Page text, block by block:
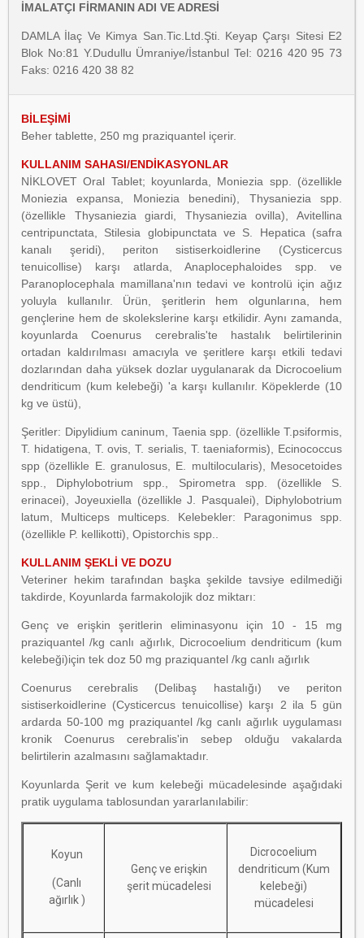
İMALATÇI FİRMANIN ADI VE ADRESİ
DAMLA İlaç Ve Kimya San.Tic.Ltd.Şti. Keyap Çarşı Sitesi E2
Blok No:81 Y.Dudullu Ümraniye/İstanbul Tel: 0216 420 95 73
Faks: 0216 420 38 82
BİLEŞİMİ
Beher tablette, 250 mg praziquantel içerir.
KULLANIM SAHASI/ENDİKASYONLAR
NİKLOVET Oral Tablet; koyunlarda, Moniezia spp. (özellikle
Moniezia expansa, Moniezia benedini), Thysaniezia spp.
(özellikle Thysaniezia giardi, Thysaniezia ovilla), Avitellina
centripunctata, Stilesia globipunctata ve S. Hepatica (safra
kanalı şeridi), periton sistiserkoidlerine (Cysticercus
tenuicollise) karşı atlarda, Anaplocephaloides spp. ve
Paranoplocephala mamillana'nın tedavi ve kontrolü için ağız
yoluyla kullanılır. Ürün, şeritlerin hem olgunlarına, hem
gençlerine hem de skolekslerine karşı etkilidir. Aynı zamanda,
koyunlarda Coenurus cerebralis'te hastalık belirtilerinin
ortadan kaldırılması amacıyla ve şeritlere karşı etkili tedavi
dozlarından daha yüksek dozlar uygulanarak da Dicrocoelium
dendriticum (kum kelebeği) 'a karşı kullanılır. Köpeklerde (10
kg ve üstü),
Şeritler: Dipylidium caninum, Taenia spp. (özellikle T.psiformis,
T. hidatigena, T. ovis, T. serialis, T. taeniaformis), Ecinococcus
spp (özellikle E. granulosus, E. multilocularis), Mesocetoides
spp., Diphylobotrium spp., Spirometra spp. (özellikle S.
erinacei), Joyeuxiella (özellikle J. Pasqualei), Diphylobotrium
latum, Multiceps multiceps. Kelebekler: Paragonimus spp.
(özellikle P. kellikotti), Opistorchis spp..
KULLANIM ŞEKLİ VE DOZU
Veteriner hekim tarafından başka şekilde tavsiye edilmediği
takdirde, Koyunlarda farmakolojik doz miktarı:
Genç ve erişkin şeritlerin eliminasyonu için 10 - 15 mg
praziquantel /kg canlı ağırlık, Dicrocoelium dendriticum (kum
kelebeği)için tek doz 50 mg praziquantel /kg canlı ağırlık
Coenurus cerebralis (Delibaş hastalığı) ve periton
sistiserkoidlerine (Cysticercus tenuicollise) karşı 2 ila 5 gün
ardarda 50-100 mg praziquantel /kg canlı ağırlık uygulaması
kronik Coenurus cerebralis'in sebep olduğu vakalarda
belirtilerin azalmasını sağlamaktadır.
Koyunlarda Şerit ve kum kelebeği mücadelesinde aşağıdaki
pratik uygulama tablosundan yararlanılabilir:
Koyun
(Canlı
ağırlık )
Genç ve erişkin
şerit mücadelesi
Dicrocoelium
dendriticum (Kum
kelebeği)
mücadelesi